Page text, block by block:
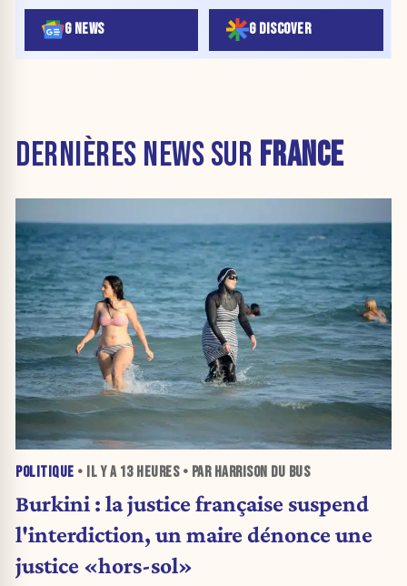
G NEWS G DISCOVER
DERNIÈRES NEWS SUR FRANCE
POLITIQUE • IL Y A 13 HEURES• PAR HARRISON DU BUS
Burkini : la justice française suspend
l'interdiction, un maire dénonce une
justice «hors-sol»